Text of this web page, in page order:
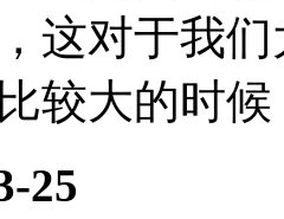
这对于我
较大的时候
25